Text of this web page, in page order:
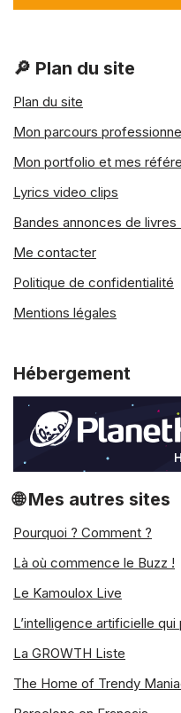
🔎 Plan du site
Plan du site
Mon parcours
Mon portfolio et mes
Lyrics video clips
Bandes annonces de
Me contacter
Politique de confidentialité
Mentions légales
Hébergement
🌐 Mes autres sites
Pourquoi ? Comment ?
Là où commence le Buzz !
Le Kamoulox Live
L’intelligence artificielle
La GROWTH Liste
The Home of Trendy